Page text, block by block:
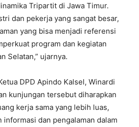
Tripartit di Jawa Timur.
dan pekerja yang sangat besar,
yang bisa menjadi referensi
program dan kegiatan
Selatan,” ujarnya.
DPD Apindo Kalsel, Winardi
kunjungan tersebut diharapkan
kerja sama yang lebih luas,
dan pengalaman dalam